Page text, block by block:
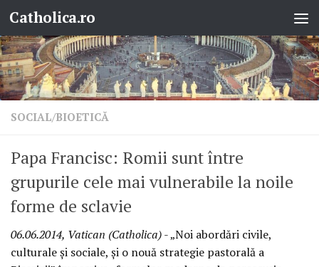
Skip to content
Catholica.ro
SOCIAL/BIOETICĂ
Papa Francisc: Romii sunt între
grupurile cele mai vulnerabile la noile
forme de sclavie
06.06.2014, Vatican (Catholica)- „Noi abordări civile,
culturale şi sociale, şi o nouă strategie pastorală a